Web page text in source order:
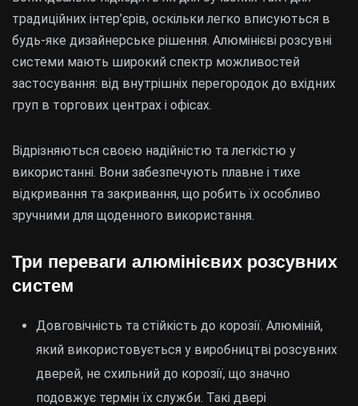
традиційних інтер’єрів, оскільки легко вписуються в
будь-яке дизайнерське рішення. Алюмінієві розсувні
системи мають широкий спектр можливостей
застосування: від внутрішніх перегородок до вхідних
груп в торгових центрах і офісах.
Відрізняються своєю надійністю та легкістю у
використанні. Вони забезпечують плавне і тихе
відкривання та закривання, що робить їх особливо
зручними для щоденного використання.
Три переваги алюмінієвих розсувних
систем
Довговічність та стійкість до корозії. Алюміній,
який використовується у виробництві розсувних
дверей, не схильний до корозії, що значно
подовжує термін їх служби. Такі двері